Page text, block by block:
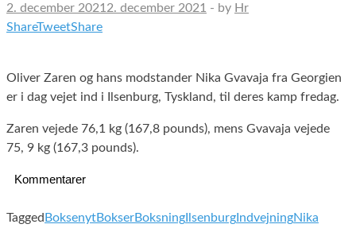
2. december 2021 2. december 2021 - by Hr
ShareTweetShare
Oliver Zaren og hans modstander Nika Gvavaja fra Georgien
er i dag vejet ind i Ilsenburg, Tyskland, til deres kamp fredag.
Zaren vejede 76,1 kg (167,8 pounds), mens Gvavaja vejede
75, 9 kg (167,3 pounds).
Kommentarer
Tagged BoksenytBokserBoksning Ilsenburg IndvejningNika